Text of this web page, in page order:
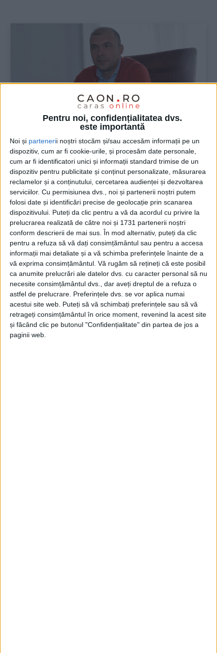
Pentru noi, confidențialitatea dvs.
este importantă
Noi și partenerii noștri stocăm și/sau accesăm informații pe un
dispozitiv, cum ar fi cookie-urile, și procesăm date personale,
cum ar fi identificatori unici și informații standard trimise de un
dispozitiv pentru publicitate și conținut personalizate, măsurarea
reclamelor și a conținutului, cercetarea audienței și dezvoltarea
serviciilor. Cu permisiunea dvs., noi și partenerii noștri putem
folosi date și identificări precise de geolocație prin scanarea
dispozitivului. Puteți da clic pentru a vă da acordul cu privire la
prelucrarea realizată de către noi și 1731 partenerii noștri
conform descrierii de mai sus. În mod alternativ, puteți da clic
pentru a refuza să vă dați consimțământul sau pentru a accesa
informații mai detaliate și a vă schimba preferințele înainte de a
vă exprima consimțământul. Vă rugăm să rețineți că este posibil
ca anumite prelucrări ale datelor dvs. cu caracter personal să nu
necesite consimțământul dvs., dar aveți dreptul de a refuza o
astfel de prelucrare. Preferințele dvs. se vor aplica numai
acestui site web. Puteți să vă schimbați preferințele sau să vă
retrageți consimțământul în orice moment, revenind la acest site
și făcând clic pe butonul "Confidențialitate" din partea de jos a
paginii web.
ŞTIRILE JUDEŢULUI CARAŞ-SEVERIN
Borcean: Am trecut la PSD. Poate am
pierdut la imagine, dar vreau realizări!
21 APRILIE 2022, 04:33 AM 3 MINUTE DE CITIRE
CARANSEBEȘ – Primarul Caransebeșului, Felix Borcean, a
trecut oficial la PSD, decizia finală fiind luată miercuri, la
București, după discuțiile avute în mod special cu vicepremierul
Sorin Grindeanu!
Arhive